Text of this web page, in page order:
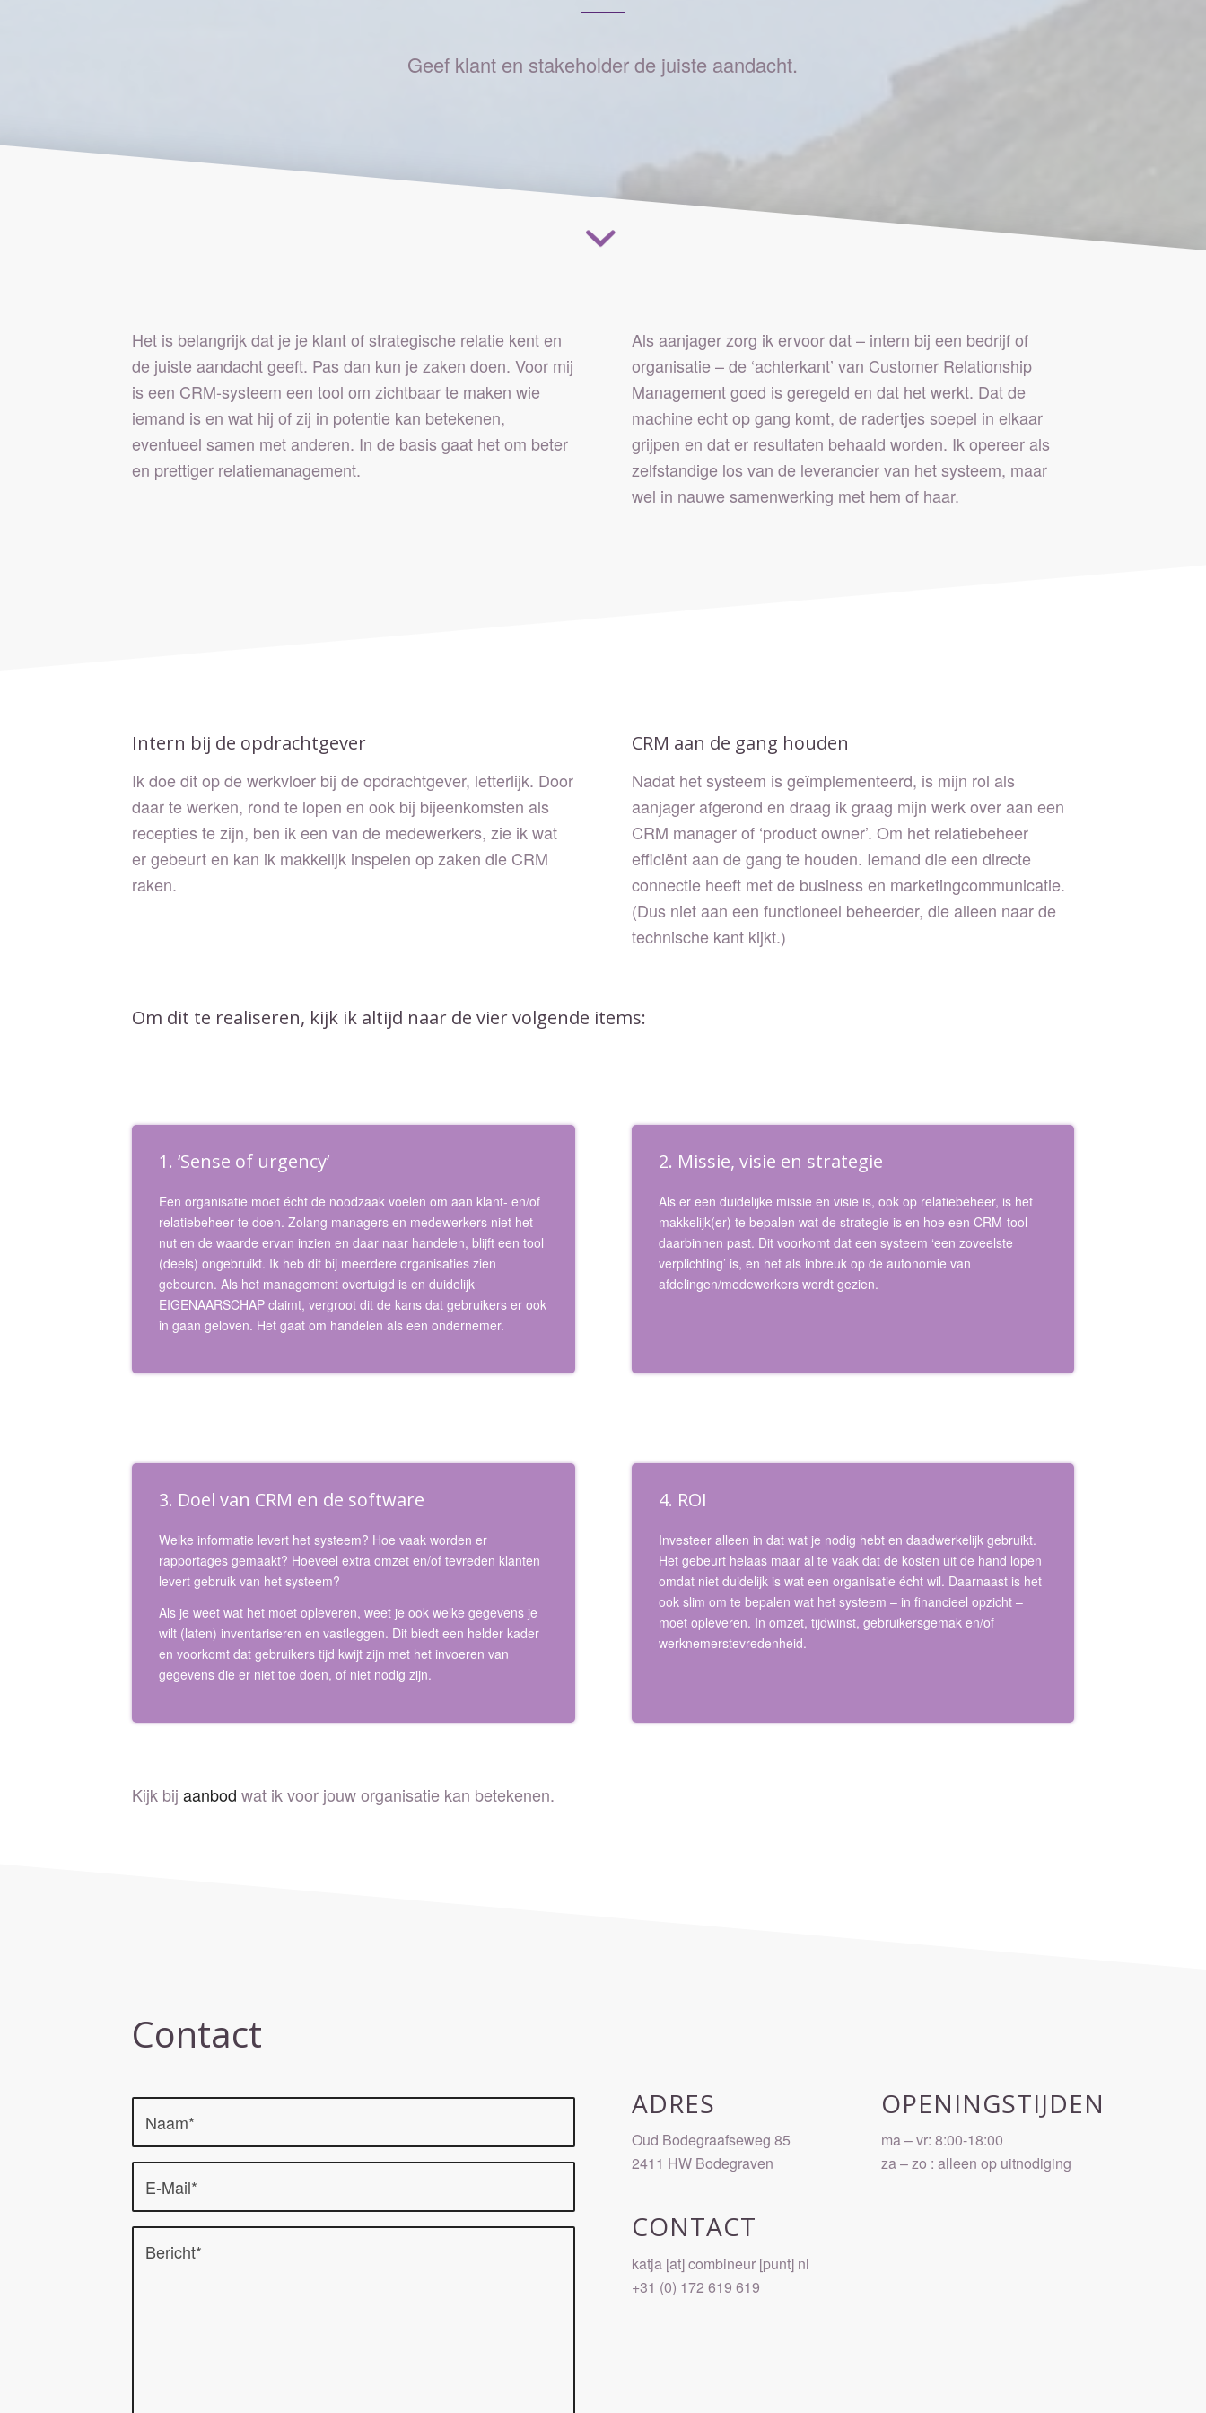
Geef klant en stakeholder de juiste aandacht.
Het is belangrijk dat je je klant of strategische relatie kent en
de juiste aandacht geeft. Pas dan kun je zaken doen. Voor mij
is een CRM-systeem een tool om zichtbaar te maken wie
iemand is en wat hij of zij in potentie kan betekenen,
eventueel samen met anderen. In de basis gaat het om beter
en prettiger relatiemanagement.
Als aanjager zorg ik ervoor dat – intern bij een bedrijf of
organisatie – de ‘achterkant’ van Customer Relationship
Management goed is geregeld en dat het werkt. Dat de
machine echt op gang komt, de radertjes soepel in elkaar
grijpen en dat er resultaten behaald worden. Ik opereer als
zelfstandige los van de leverancier van het systeem, maar
wel in nauwe samenwerking met hem of haar.
Intern bij de opdrachtgever
Ik doe dit op de werkvloer bij de opdrachtgever, letterlijk. Door
daar te werken, rond te lopen en ook bij bijeenkomsten als
recepties te zijn, ben ik een van de medewerkers, zie ik wat
er gebeurt en kan ik makkelijk inspelen op zaken die CRM
raken.
CRM aan de gang houden
Nadat het systeem is geïmplementeerd, is mijn rol als
aanjager afgerond en draag ik graag mijn werk over aan een
CRM manager of ‘product owner’. Om het relatiebeheer
efficiënt aan de gang te houden. Iemand die een directe
connectie heeft met de business en marketingcommunicatie.
(Dus niet aan een functioneel beheerder, die alleen naar de
technische kant kijkt.)
Om dit te realiseren, kijk ik altijd naar de vier volgende items:
1. ‘Sense of urgency’
Een organisatie moet écht de noodzaak voelen om aan klant- en/of
relatiebeheer te doen. Zolang managers en medewerkers niet het
nut en de waarde ervan inzien en daar naar handelen, blijft een tool
(deels) ongebruikt. Ik heb dit bij meerdere organisaties zien
gebeuren. Als het management overtuigd is en duidelijk
EIGENAARSCHAP claimt, vergroot dit de kans dat gebruikers er ook
in gaan geloven. Het gaat om handelen als een ondernemer.
2. Missie, visie en strategie
Als er een duidelijke missie en visie is, ook op relatiebeheer, is het
makkelijk(er) te bepalen wat de strategie is en hoe een CRM-tool
daarbinnen past. Dit voorkomt dat een systeem ‘een zoveelste
verplichting’ is, en het als inbreuk op de autonomie van
afdelingen/medewerkers wordt gezien.
3. Doel van CRM en de software
Welke informatie levert het systeem? Hoe vaak worden er
rapportages gemaakt? Hoeveel extra omzet en/of tevreden klanten
levert gebruik van het systeem?
Als je weet wat het moet opleveren, weet je ook welke gegevens je
wilt (laten) inventariseren en vastleggen. Dit biedt een helder kader
en voorkomt dat gebruikers tijd kwijt zijn met het invoeren van
gegevens die er niet toe doen, of niet nodig zijn.
4. ROI
Investeer alleen in dat wat je nodig hebt en daadwerkelijk gebruikt.
Het gebeurt helaas maar al te vaak dat de kosten uit de hand lopen
omdat niet duidelijk is wat een organisatie écht wil. Daarnaast is het
ook slim om te bepalen wat het systeem – in financieel opzicht –
moet opleveren. In omzet, tijdwinst, gebruikersgemak en/of
werknemerstevredenheid.
Kijk bij aanbod wat ik voor jouw organisatie kan betekenen.
Contact
ADRES
Oud Bodegraafseweg 85
2411 HW Bodegraven
CONTACT
katja [at] combineur [punt] nl
+31 (0) 172 619 619
OPENINGSTIJDEN
ma – vr: 8:00-18:00
za – zo : alleen op uitnodiging